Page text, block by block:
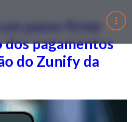
passo firme
pagamentos
do Zunify da